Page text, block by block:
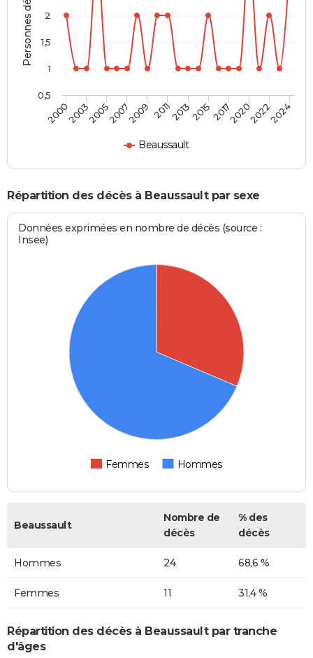
Beaussault
20002003200520072009 2011201320152017202020222024
0,5
1
1,5
2
Répartition des décès à Beaussault par sexe
Données exprimées en nombre de décès (source :
Insee)
Femmes Hommes
Beaussault
Nombre de
décès
% des
décès
Hommes 24 68,6 %
Femmes 11 31,4 %
Répartition des décès à Beaussault par tranche
d'âges